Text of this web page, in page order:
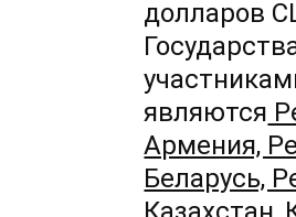
долларов
являются
Армения,
Беларусь,